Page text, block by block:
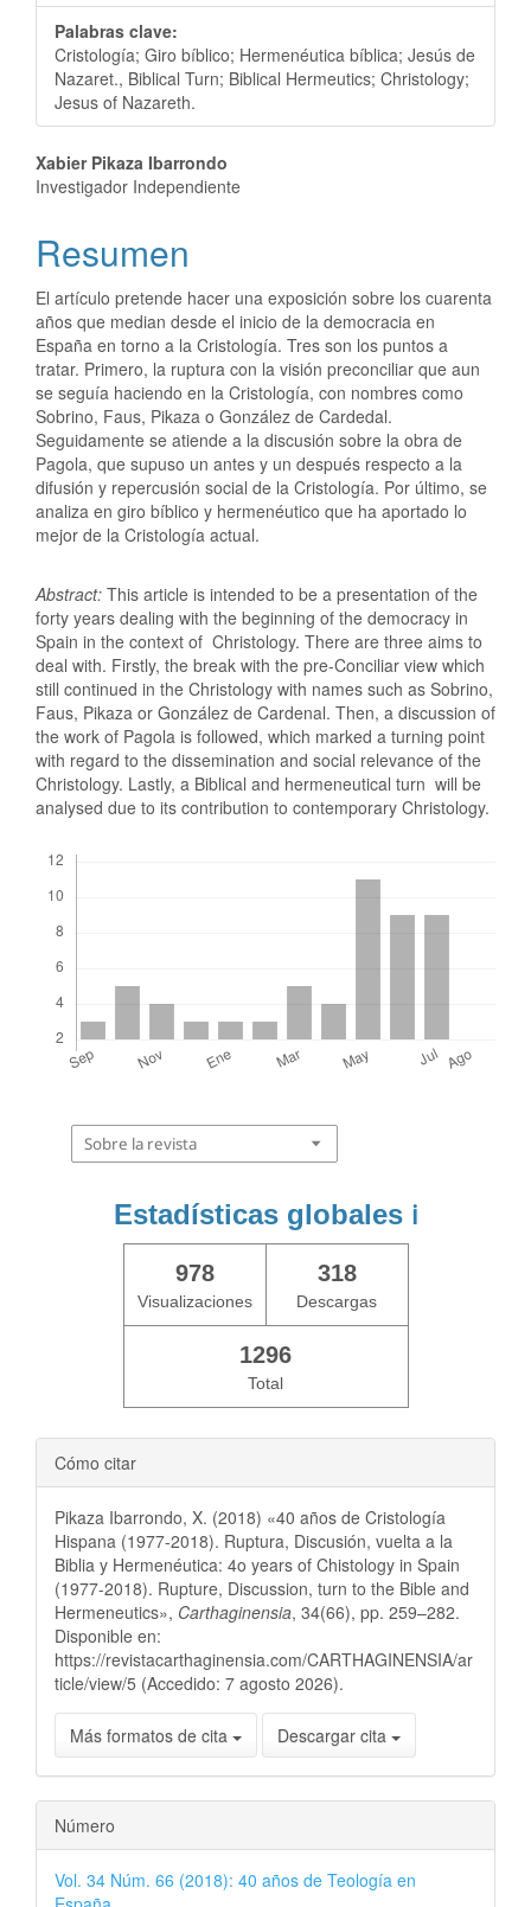
Palabras clave:
Cristología; Giro bíblico; Hermenéutica bíblica; Jesús de
Nazaret., Biblical Turn; Biblical Hermeutics; Christology;
Jesus of Nazareth.
Xabier Pikaza Ibarrondo
Investigador Independiente
Resumen
El artículo pretende hacer una exposición sobre los cuarenta
años que median desde el inicio de la democracia en
España en torno a la Cristología. Tres son los puntos a
tratar. Primero, la ruptura con la visión preconciliar que aun
se seguía haciendo en la Cristología, con nombres como
Sobrino, Faus, Pikaza o González de Cardedal.
Seguidamente se atiende a la discusión sobre la obra de
Pagola, que supuso un antes y un después respecto a la
difusión y repercusión social de la Cristología. Por último, se
analiza en giro bíblico y hermenéutico que ha aportado lo
mejor de la Cristología actual.
Abstract: This article is intended to be a presentation of the
forty years dealing with the beginning of the democracy in
Spain in the context of Christology. There are three aims to
deal with. Firstly, the break with the pre-Conciliar view which
still continued in the Christology with names such as Sobrino,
Faus, Pikaza or González de Cardenal. Then, a discussion of
the work of Pagola is followed, which marked a turning point
with regard to the dissemination and social relevance of the
Christology. Lastly, a Biblical and hermeneutical turn will be
analysed due to its contribution to contemporary Christology.
Sobre la revista
Estadísticas globales ℹ️
978
Visualizaciones
318
Descargas
1296
Total
Cómo citar
Pikaza Ibarrondo, X. (2018) «40 años de Cristología
Hispana (1977-2018). Ruptura, Discusión, vuelta a la
Biblia y Hermenéutica: 4o years of Chistology in Spain
(1977-2018). Rupture, Discussion, turn to the Bible and
Hermeneutics», Carthaginensia, 34(66), pp. 259–282.
Disponible en:
https://revistacarthaginensia.com/CARTHAGINENSIA/ar
ticle/view/5 (Accedido: 7 agosto 2026).
Más formatos de cita Descargar cita
Número
Vol. 34 Núm. 66 (2018): 40 años de Teología en